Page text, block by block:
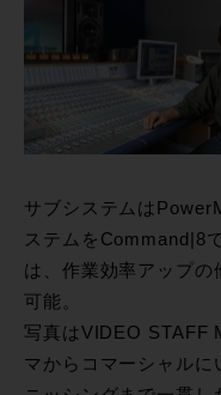
サブシステムは
ステムをCommand|8
は、作業効率アップの
可能。
写真はVIDEO STAFF
マからコマーシャルに